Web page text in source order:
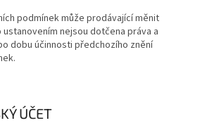
podmínek může prodávající měnit
nejsou dotčena práva a
dobu účinnosti předchozího znění
ÚČET